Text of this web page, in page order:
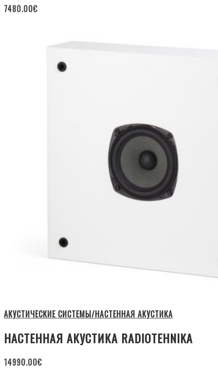
7480.00€
АКУСТИЧЕСКИЕ СИСТЕМЫ/НАСТЕННАЯ АКУСТИКА
НАСТЕННАЯ АКУСТИКА RADIOTEHNIKA
14990.00€